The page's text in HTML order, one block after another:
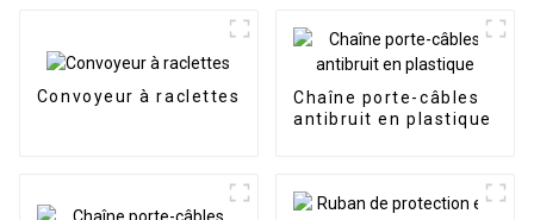
Convoyeur à raclettes
Chaîne porte-câbles
antibruit en plastique